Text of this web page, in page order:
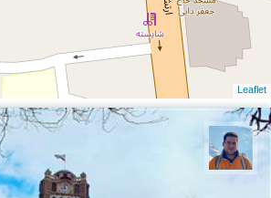
Leaflet